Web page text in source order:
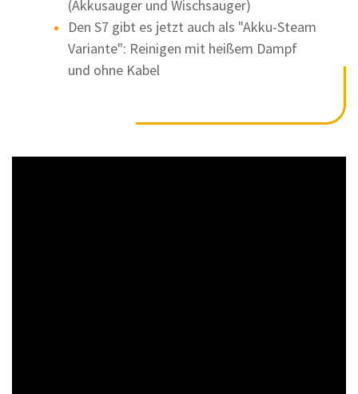
(Akkusauger und Wischsauger)
Den S7 gibt es jetzt auch als "Akku-Steam
Variante": Reinigen mit heißem Dampf
und ohne Kabel